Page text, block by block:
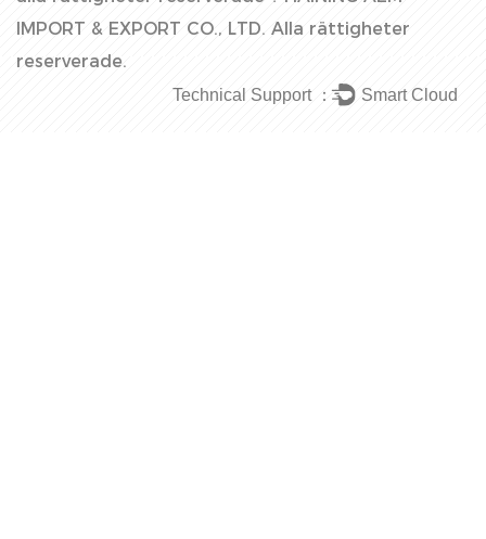
IMPORT & EXPORT CO., LTD. Alla rättigheter
reserverade.
Technical Support ： Smart Cloud